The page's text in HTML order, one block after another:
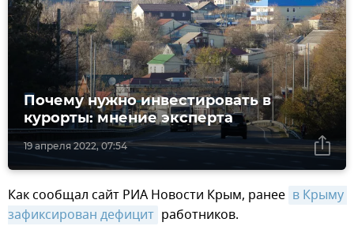
19 апреля 2022, 07:54
Почему нужно инвестировать в
курорты: мнение эксперта
Как сообщал сайт РИА Новости Крым, ранее в Крыму
зафиксирован дефицит работников.